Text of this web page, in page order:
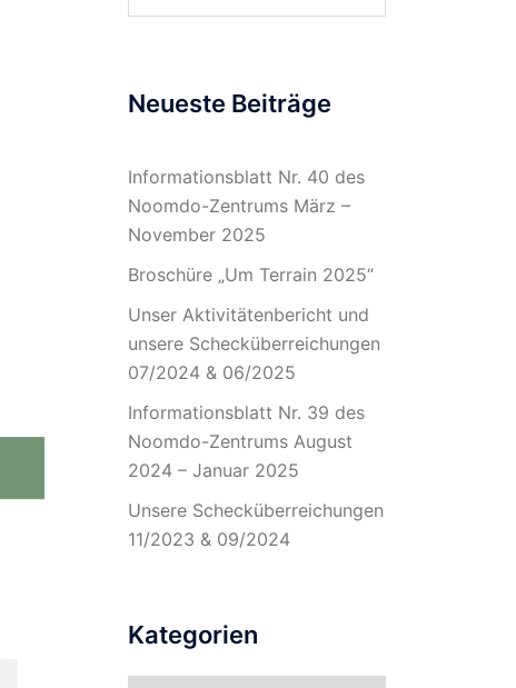
Neueste Beiträge
Informationsblatt Nr. 40 des
Noomdo-Zentrums März –
November 2025
Broschüre „Um Terrain 2025“
Unser Aktivitätenbericht und
unsere Schecküberreichungen
07/2024 & 06/2025
Informationsblatt Nr. 39 des
Noomdo-Zentrums August
2024 – Januar 2025
Unsere Schecküberreichungen
11/2023 & 09/2024
Kategorien